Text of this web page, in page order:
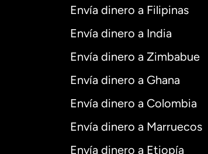
Envía dinero a Filipinas
Envía dinero a India
Envía dinero a Zimbabue
Envía dinero a Ghana
Envía dinero a Colombia
Envía dinero a Marruecos
Envía dinero a Etiopía